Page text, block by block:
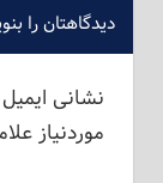
دیدگاهتان را
نشانی
موردنیاز